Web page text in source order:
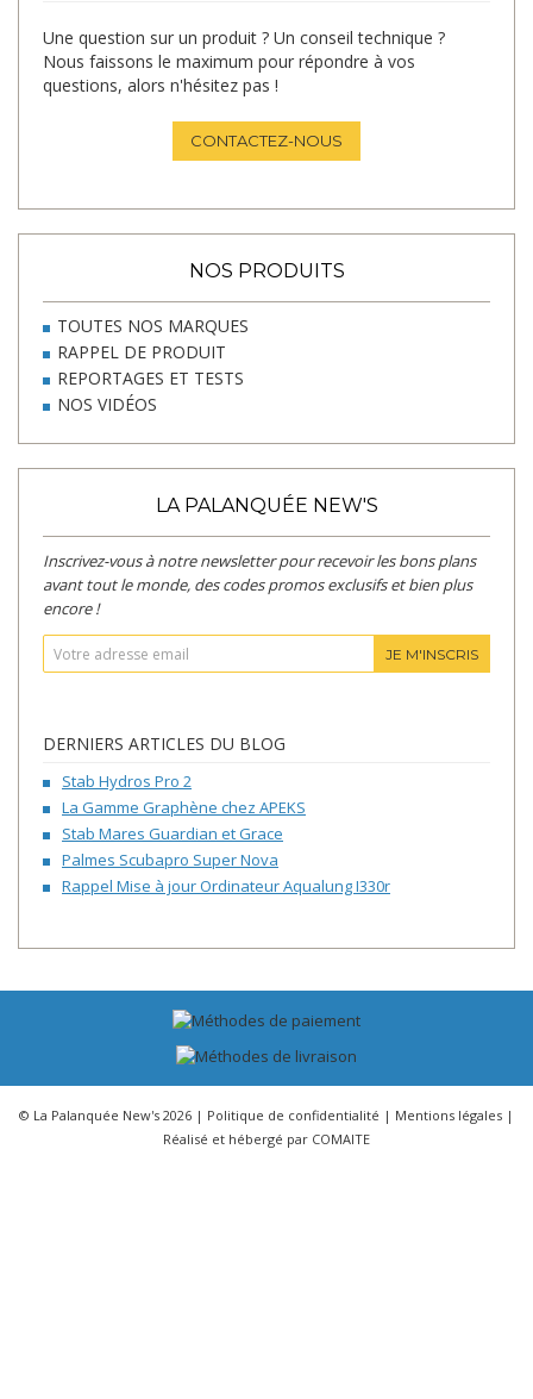
Une question sur un produit ? Un conseil technique ?
Nous faissons le maximum pour répondre à vos
questions, alors n'hésitez pas !
CONTACTEZ-NOUS
NOS PRODUITS
TOUTES NOS MARQUES
RAPPEL DE PRODUIT
REPORTAGES ET TESTS
NOS VIDÉOS
LA PALANQUÉE NEW'S
Inscrivez-vous à notre newsletter pour recevoir les bons plans
avant tout le monde, des codes promos exclusifs et bien plus
encore !
JE M'INSCRIS
DERNIERS ARTICLES DU BLOG
Stab Hydros Pro 2
La Gamme Graphène chez APEKS
Stab Mares Guardian et Grace
Palmes Scubapro Super Nova
Rappel Mise à jour Ordinateur Aqualung I330r
© La Palanquée New's 2026 | Politique de confidentialité | Mentions légales |
Réalisé et hébergé par COMAITE